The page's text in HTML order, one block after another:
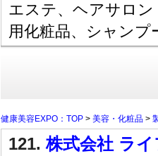
エステ、ヘアサロン
用化粧品、シャン
健康美容EXPO：TOP > 美容・化粧品 >
121.株式会社 ラ